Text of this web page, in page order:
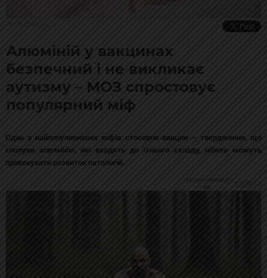
Алюміній у вакцинах
безпечний і не викликає
аутизму – МОЗ спростовує
популярний міф
Один з найпопулярніших міфів стосовно вакцин – твердження, що
сполуки алюмінію, які входять до їхнього складу, нібито можуть
провокувати розвиток патологій.